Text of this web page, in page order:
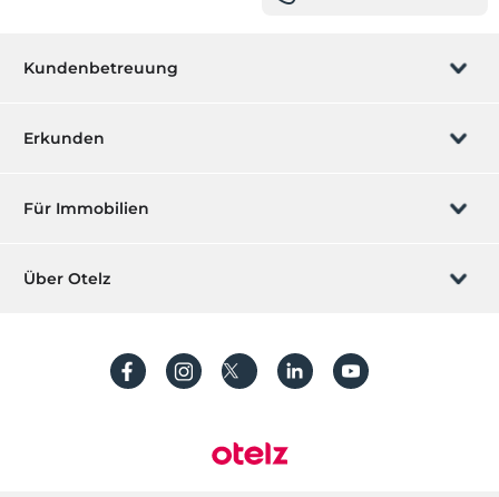
Kundenbetreuung
Buchung verwalten
Häufig gestellte Fragen
Erkunden
Geschenkgutschein
Konto erstellen
Für Immobilien
Ihr Hotel auflisten
Über Otelz
Bedingungen und Konditionen